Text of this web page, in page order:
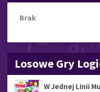
Brak
Losowe Gry
W Jednej Linii